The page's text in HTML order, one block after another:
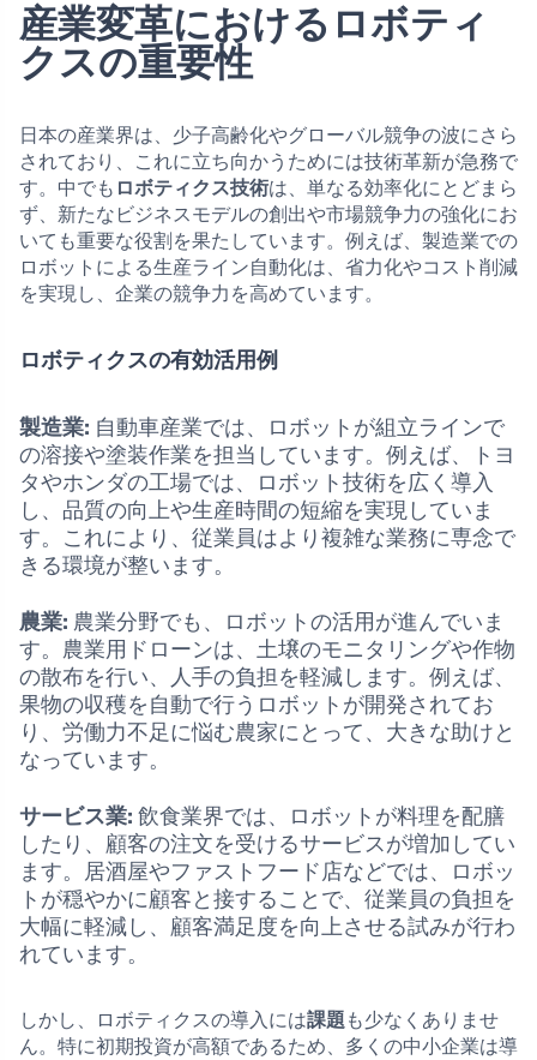
産業変革におけるロボティ
クスの重要性
日本の産業界は、少子高齢化やグローバル競争の波にさら
されており、これに立ち向かうためには技術革新が急務で
す。中でも ロボティクス技術は、単なる効率化にとどまら
ず、新たなビジネスモデルの創出や市場競争力の強化にお
いても重要な役割を果たしています。例えば、製造業での
ロボットによる生産ライン自動化は、省力化やコスト削減
を実現し、企業の競争力を高めています。
ロボティクスの有効活用例
製造業: 自動車産業では、ロボットが組立ラインで
の溶接や塗装作業を担当しています。例えば、トヨ
タやホンダの工場では、ロボット技術を広く導入
し、品質の向上や生産時間の短縮を実現していま
す。これにより、従業員はより複雑な業務に専念で
きる環境が整います。
農業: 農業分野でも、ロボットの活用が進んでいま
す。農業用ドローンは、土壌のモニタリングや作物
の散布を行い、人手の負担を軽減します。例えば、
果物の収穫を自動で行うロボットが開発されてお
り、労働力不足に悩む農家にとって、大きな助けと
なっています。
サービス業: 飲食業界では、ロボットが料理を配膳
したり、顧客の注文を受けるサービスが増加してい
ます。居酒屋やファストフード店などでは、ロボッ
トが穏やかに顧客と接することで、従業員の負担を
大幅に軽減し、顧客満足度を向上させる試みが行わ
れています。
しかし、ロボティクスの導入には課題 も少なくありませ
ん。特に初期投資が高額であるため、多くの中小企業は導